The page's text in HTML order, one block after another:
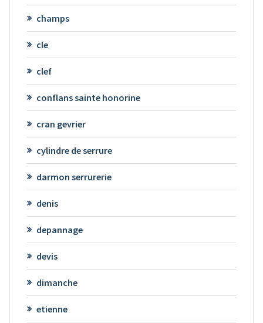
champs
cle
clef
conflans sainte honorine
cran gevrier
cylindre de serrure
darmon serrurerie
denis
depannage
devis
dimanche
etienne